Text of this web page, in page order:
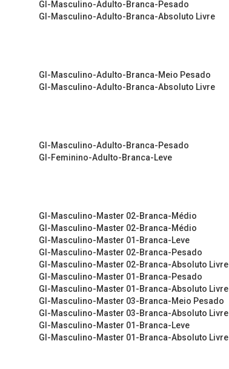
GI-Masculino-Adulto-Branca-Pesado
GI-Masculino-Adulto-Branca-Absoluto Livre
GI-Masculino-Adulto-Branca-Meio Pesado
GI-Masculino-Adulto-Branca-Absoluto Livre
GI-Masculino-Adulto-Branca-Pesado
GI-Feminino-Adulto-Branca-Leve
GI-Masculino-Master 02-Branca-Médio
GI-Masculino-Master 02-Branca-Médio
GI-Masculino-Master 01-Branca-Leve
GI-Masculino-Master 02-Branca-Pesado
GI-Masculino-Master 02-Branca-Absoluto Livre
GI-Masculino-Master 01-Branca-Pesado
GI-Masculino-Master 01-Branca-Absoluto Livre
GI-Masculino-Master 03-Branca-Meio Pesado
GI-Masculino-Master 03-Branca-Absoluto Livre
GI-Masculino-Master 01-Branca-Leve
GI-Masculino-Master 01-Branca-Absoluto Livre